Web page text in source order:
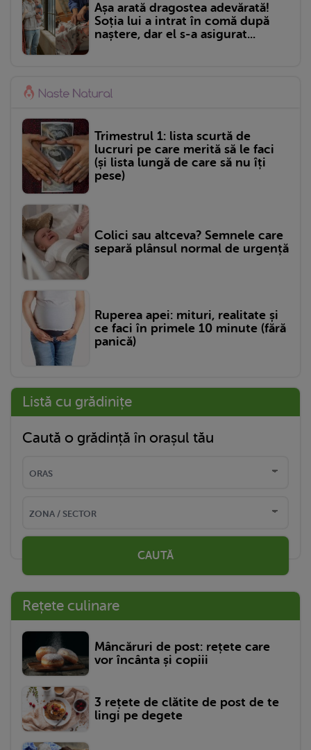
Așa arată dragostea adevărată!
Soția lui a intrat în comă după
naștere, dar el s-a asigurat...
Trimestrul 1: lista scurtă de
lucruri pe care merită să le faci
(și lista lungă de care să nu îți
pese)
Colici sau altceva? Semnele care
separă plânsul normal de urgență
Ruperea apei: mituri, realitate și
ce faci în primele 10 minute (fără
panică)
Listă cu grădinițe
Caută o grădință în orașul tău
CAUTĂ
Rețete culinare
Mâncăruri de post: rețete care
vor încânta și copiii
3 rețete de clătite de post de te
lingi pe degete